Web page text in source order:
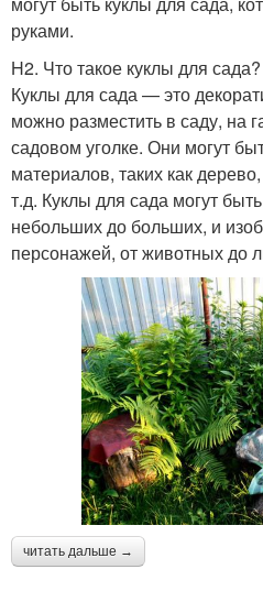
руками.
H2. Что такое куклы для сада?
Куклы для сада — это
можно разместить в саду, на
садовом уголке. Они могут
материалов, таких как
т.д. Куклы для сада могут
небольших до больших, и
персонажей, от животных до
читать дальше →